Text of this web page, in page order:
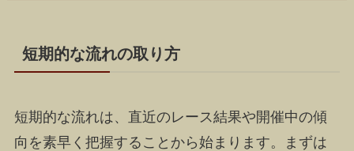
短期的な流れの取り方
短期的な流れは、直近のレース結果や開催中の傾
向を素早く把握することから始まります。まずは